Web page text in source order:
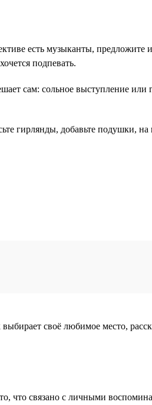
есть музыканты,
подпевать.
сам: сольное выступление или
гирлянды, добавьте подушки, на
своё любимое место,
что связано с личными